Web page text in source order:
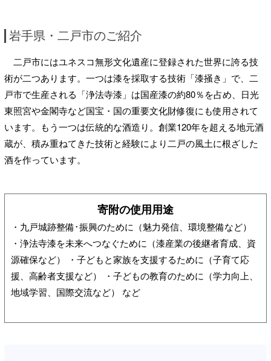
岩手県・二戸市のご紹介
二戸市にはユネスコ無形文化遺産に登録された世界に誇る技
術が二つあります。一つは漆を採取する技術「漆掻き」で、二
戸市で生産される「浄法寺漆」は国産漆の約80％を占め、日光
東照宮や金閣寺など国宝・国の重要文化財修復にも使用されて
います。もう一つは伝統的な酒造り。創業120年を超える地元酒
蔵が、積み重ねてきた技術と経験により二戸の風土に根ざした
酒を作っています。
寄附の使用用途
・九戸城跡整備･振興のために（魅力発信、環境整備など）
・浄法寺漆を未来へつなぐために（漆産業の後継者育成、資
源確保など） ・子どもと家族を支援するために（子育て応
援、高齢者支援など） ・子どもの教育のために（学力向上、
地域学習、国際交流など） など